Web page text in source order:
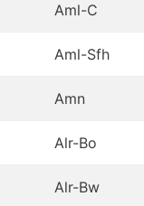
Aml-C
Aml-Sfh
Amn
Alr-Bo
Alr-Bw